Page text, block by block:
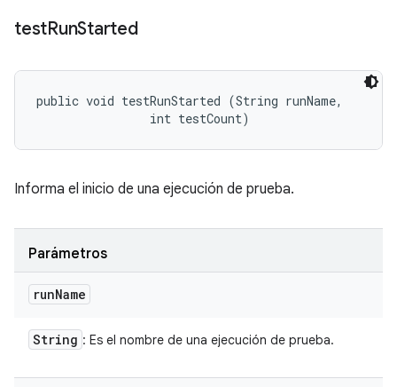
testRunStarted
public void testRunStarted (String runName,
                int testCount)
Informa el inicio de una ejecución de prueba.
Parámetros
runName
String : Es el nombre de una ejecución de prueba.